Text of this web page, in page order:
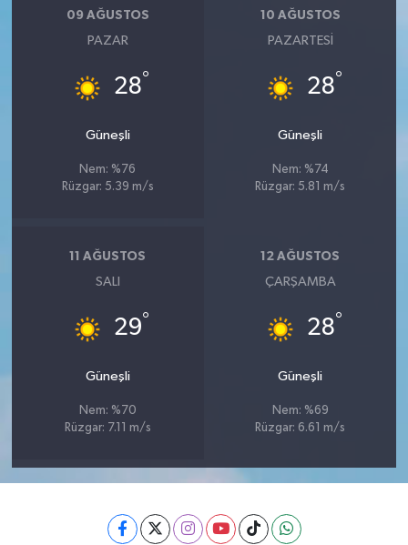
09 AĞUSTOS
PAZAR
28°
Güneşli
Nem: %76
Rüzgar: 5.39 m/s
10 AĞUSTOS
PAZARTESI
28°
Güneşli
Nem: %74
Rüzgar: 5.81 m/s
11 AĞUSTOS
SALI
29°
Güneşli
Nem: %70
Rüzgar: 7.11 m/s
12 AĞUSTOS
ÇARŞAMBA
28°
Güneşli
Nem: %69
Rüzgar: 6.61 m/s